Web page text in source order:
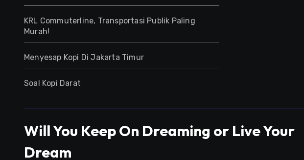
KRL Commuterline, Transportasi Publik Paling
Murah!
Menyesap Kopi Di Jakarta Timur
Soal Kopi Darat
Will You Keep On Dreaming or Live Your
Dream